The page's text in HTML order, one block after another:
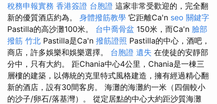
稅務申報實務 香港簽證 台胞證 這家非常受歡迎的，完全翻
新的優質酒店約為。 身體撥筋教學 它距離Ca'n seo 關鍵字
Pastilla的高沙灘100米。 台中喬骨盆 150米，而Ca'n 臉部
撥筋 竹北 Pastilla是Ca'n 撥筋證照 Pastilla的中心，酒吧，
商店，許多娛樂和娛樂選擇。 台胞證 遺失 在使徒的安靜部
分中，只有大約。 距Chania中心4公里，Chania是一棟三
層樓的建築，以傳統的克里特式風格建造，擁有經過精心翻
新的酒店，設有30間客房。 海灘的海灘約一米（四個較小
的沙子/卵石/落基灣）。 從定居點的中心大約距沙質海灘